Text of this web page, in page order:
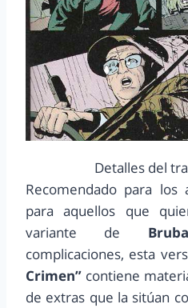
Detalles del
Recomendado para
para aquellos que
variante de
complicaciones, esta
Crimen” contiene
de extras que la sitúan